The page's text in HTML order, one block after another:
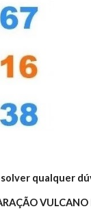
qualquer